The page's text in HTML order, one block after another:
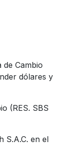
de Cambio
dólares y
(RES. SBS
S.A.C. en el